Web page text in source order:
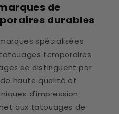
de
durables
spécialisées
temporaires
se distinguent par
haute qualité et
d'impression
aux tatouages de